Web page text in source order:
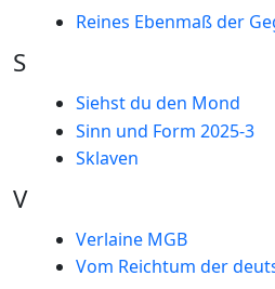
Reines Ebenmaß der
S
Siehst du den Mond
Sinn und Form 2025-3
Sklaven
V
Verlaine MGB
Vom Reichtum der